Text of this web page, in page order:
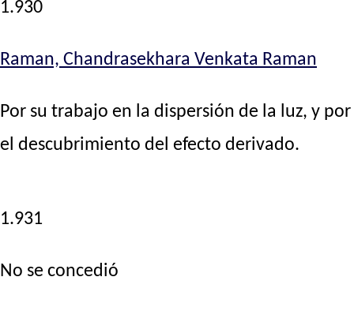
1.930
Raman, Chandrasekhara Venkata Raman
Por su trabajo en la dispersión de la luz, y por
el descubrimiento del efecto derivado.
1.931
No se concedió